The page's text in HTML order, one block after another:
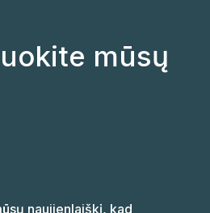
mūsų
naujienlaiškį, kad